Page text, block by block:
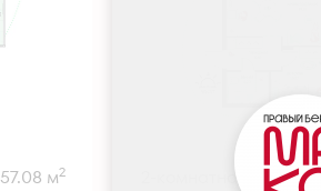
57.08 м2 2-комнатная